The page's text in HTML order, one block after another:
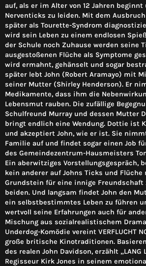
auf, als er im Alter von 12 Jahren
Nerventicks zu leiden. Mit dem
später als Tourette-Syndrom
wird sein Leben zu einem endlosen
der Schule noch Zuhause werden seine
ausgestoßenen Flüche als Symptome
wird ermahnt, gehänselt und sogar
später lebt John (Robert Aramayo) mit
seiner Mutter (Shirley Henderson). Er
Medikamente, dass ihm die
Lebensmut rauben. Die zufällige
Schulfreund Murray und dessen Mutter
bringt endlich eine Wendung. Dottie ist
und akzeptiert John, wie er ist. Sie
Familie auf und findet sogar einen Job
des Gemeindezentrum-Hausmeisters
Ein aberwitziges Vorstellungsgespräch,
kein anderer auf Johns Ticks und Flüche
Grundstein für eine innige Freundschaft
beiden. Und langsam findet John den
ein selbstbestimmtes Leben zu führen
wertvoll seine Erfahrungen auch für
Mischung aus sozialrealistischem
Underdog-Komödie vereint VERFLUCHT
große britische Kinotraditionen.
des realen John Davidson, erzählt „LANG
Regisseur Kirk Jones in seinem